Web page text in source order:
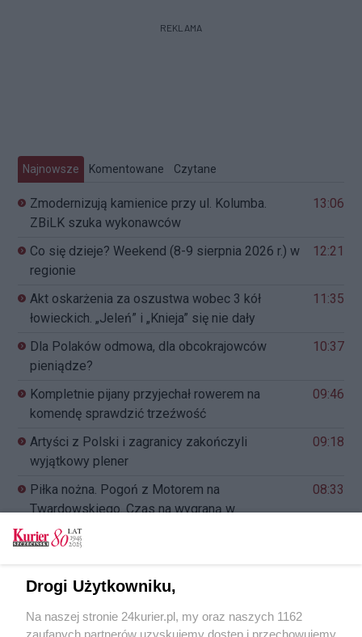
REKLAMA
Najnowsze Komentowane Czytane
Zmodernizują kamienice przy ul. Kolumba.
ZBiLK szuka wykonawców
13:06
Co się dzieje? Weekend (8-9 sierpnia 2026 r.) w
regionie
12:21
Akt oskarżenia za oszustwa wobec 3 kół
łowieckich. „Jeleń” i „Knieja” się nie dały
11:35
Dla Polaków odmowa, dla obcokrajowców
pieniądze?
10:37
Kompletnie pijany przyjechał rowerem na
komendę sprawdzić trzeźwość
09:46
Artyści z Polski i zagranicy zakończyli
wyjątkowy plener
09:18
Piłka nożna. Pogoń z Motorem na
Twardowskiego. Czas na wygraną w
Szczecinie!
08:33
– piłka wciąż w grze
1)
Drogi Użytkowniku,
Na naszej stronie 24kurier.pl, my oraz naszych 1162
zaufanych partnerów uzyskujemy dostęp i przechowujemy